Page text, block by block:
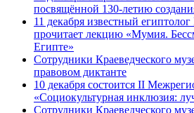
посвящённой 130-летию
11 декабря известный
прочитает лекцию «Мумия.
Египте»
Сотрудники Краеведческого
правовом диктанте
10 декабря состоится II
«Cоциокультурная инклюзия:
Сотрудники Краеведческого